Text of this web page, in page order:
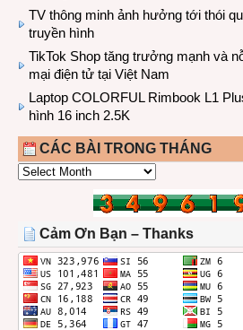
TV thông minh ảnh hưởng tới thói
truyền hình
TikTok Shop tăng trưởng mạnh và
mại điện tử tại Việt Nam
Laptop COLORFUL Rimbook L1
hình 16 inch 2.5K
CÁC BÀI TRONG THÁNG
CÁC
THÁNG
Cảm Ơn Bạn – Thanks